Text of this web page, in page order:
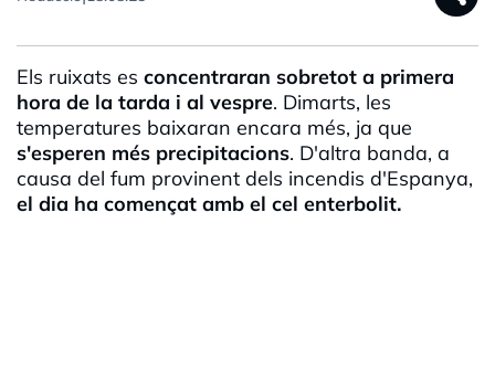
Els ruixats es concentraran sobretot a primera
hora de la tarda i al vespre. Dimarts, les
temperatures baixaran encara més, ja que
s'esperen més precipitacions. D'altra banda, a
causa del fum provinent dels incendis d'Espanya,
el dia ha començat amb el cel enterbolit.